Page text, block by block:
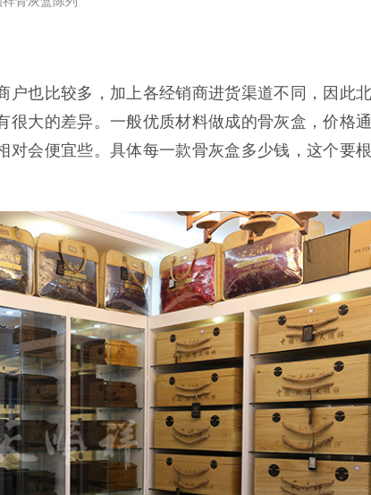
户也比较多，加上各经销商进货渠道不同，因此北
很大的差异。一般优质材料做成的骨灰盒，价格通
对会便宜些。具体每一款骨灰盒多少钱，这个要根